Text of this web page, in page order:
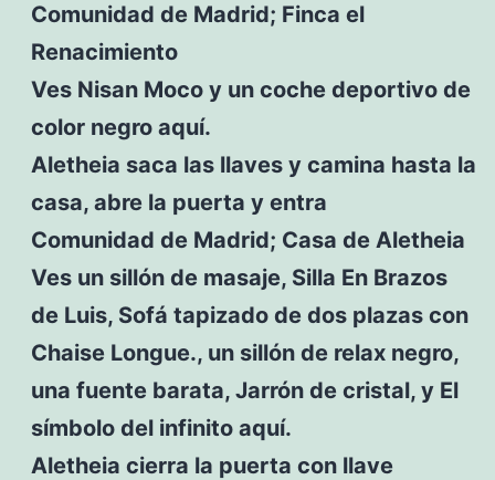
Comunidad de Madrid; Finca el
Renacimiento
Ves Nisan Moco y un coche deportivo de
color negro aquí.
Aletheia saca las llaves y camina hasta la
casa, abre la puerta y entra
Comunidad de Madrid; Casa de Aletheia
Ves un sillón de masaje, Silla En Brazos
de Luis, Sofá tapizado de dos plazas con
Chaise Longue., un sillón de relax negro,
una fuente barata, Jarrón de cristal, y El
símbolo del infinito aquí.
Aletheia cierra la puerta con llave